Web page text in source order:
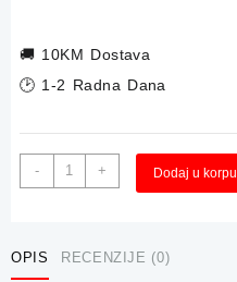
🚚 10KM Dostava
🕑 1-2 Radna Dana
-
Kuhalo
za
WK
+ Dodaj u korpu
OPIS RECENZIJE (0)